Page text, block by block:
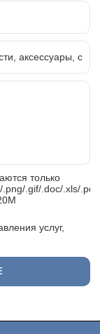
только
.png/.gif/.doc/.xls/.pdf,
услуг,